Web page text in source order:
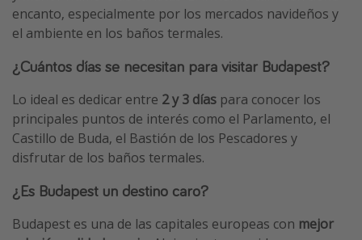
encanto, especialmente por los mercados navideños y
el ambiente en los baños termales.
¿Cuántos días se necesitan para visitar Budapest?
Lo ideal es dedicar entre 2 y 3 días para conocer los
principales puntos de interés como el Parlamento, el
Castillo de Buda, el Bastión de los Pescadores y
disfrutar de los baños termales.
¿Es Budapest un destino caro?
Budapest es una de las capitales europeas con mejor